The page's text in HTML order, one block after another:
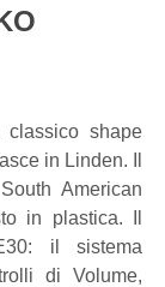
shape
in Linden. Il
American
in plastica. Il
il sistema
di Volume,